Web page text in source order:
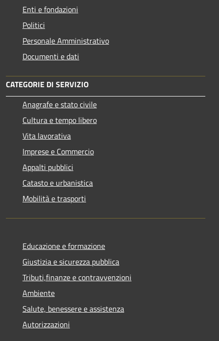
Enti e fondazioni
Politici
Personale Amministrativo
Documenti e dati
CATEGORIE DI SERVIZIO
Anagrafe e stato civile
Cultura e tempo libero
Vita lavorativa
Imprese e Commercio
Appalti pubblici
Catasto e urbanistica
Mobilità e trasporti
Educazione e formazione
Giustizia e sicurezza pubblica
Tributi,finanze e contravvenzioni
Ambiente
Salute, benessere e assistenza
Autorizzazioni